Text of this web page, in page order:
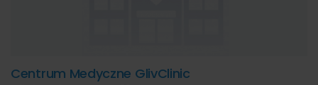
Centrum Medyczne GlivClinic